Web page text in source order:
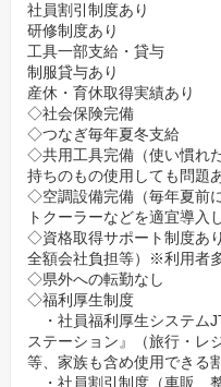
社員割引制度あり
研修制度あり
工具一部支給・貸与
制服貸与あり
産休・育休取得実績あり
◇社会保険完備
◇つなぎ毎年夏冬支給
◇共用工具完備（使い慣れ
持ちのもの使用しても問題
◇空調設備完備（毎年夏前
トクーラーなどを適宜導入
◇資格取得サポート制度あ
全額会社負担等）※利用者
◇県外への転勤なし
◇福利厚生制度
・社員福利厚生システム
ステーション』（旅行・レ
等、家族も含め使用できる
・社員割引制度（車販、